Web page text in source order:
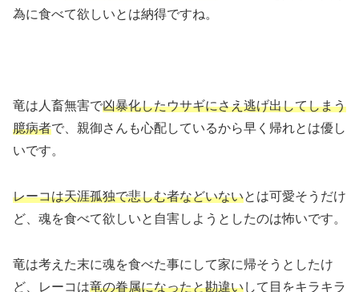
為に食べて欲しいとは納得ですね。
竜は人畜無害で凶暴化したウサギにさえ逃げ出してしまう
臆病者で、親御さんも心配しているから早く帰れとは優し
いです。
レーコは天涯孤独で悲しむ者などいないとは可愛そうだけ
ど、魂を食べて欲しいと自害しようとしたのは怖いです。
竜は考えた末に魂を食べた事にして家に帰そうとしたけ
ど、レーコは竜の眷属になったと勘違いして目をキラキラ